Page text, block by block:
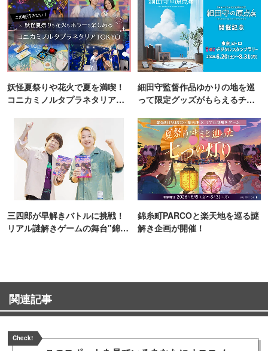
妖怪夏祭りや花火で夏を満喫！
コニカミノルタプラネタリア
細田守監督作品ゆかりの地を巡
って限定グッズがもらえるチャ
三四郎が早解きバトルに挑戦！
リアル謎解きゲームの舞台"錦糸
錦糸町PARCOと楽天地を巡る謎
解き企画が開催！
関連記事
Check!